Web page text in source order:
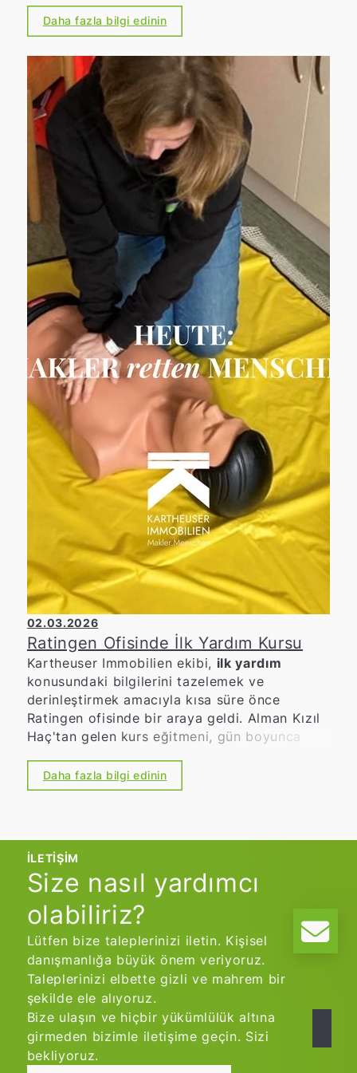
(GEG) hükümleri, sadece ileride yapılacak
gezileri değil, gayrimenkul ilanını da etkiliyor.
Bu konuda titiz davrananlar, gereksiz
gecikmeleri, sorgulamaları ve yasal riskleri
önler.
Daha fazla bilgi edinin
02.03.2026
Ratingen Ofisinde İlk Yardım Kursu
Kartheuser Immobilien ekibi, ilk yardım
konusundaki bilgilerini tazelemek ve
derinleştirmek amacıyla kısa süre önce
Ratingen ofisinde bir araya geldi. Alman Kızıl
Haç'tan gelen kurs eğitmeni, gün boyunca
Pratik, bilgilendirici ve aktif
pozisyonundan kalp-akciğer canlandırmasına
teoriye odaklanılmadı, aynı zamanda aktif
katılım ve önlemlerin güvenli bir şekilde
uygulanmasına da önem verildi.
Daha fazla bilgi edinin
İLETIŞIM
Size nasıl yardımcı
olabiliriz?
Lütfen bize taleplerinizi iletin. Kişisel
danışmanlığa büyük önem veriyoruz.
Taleplerinizi elbette gizli ve mahrem bir
şekilde ele alıyoruz.
Bize ulaşın ve hiçbir yükümlülük altına
girmeden bizimle iletişime geçin. Sizi
bekliyoruz.